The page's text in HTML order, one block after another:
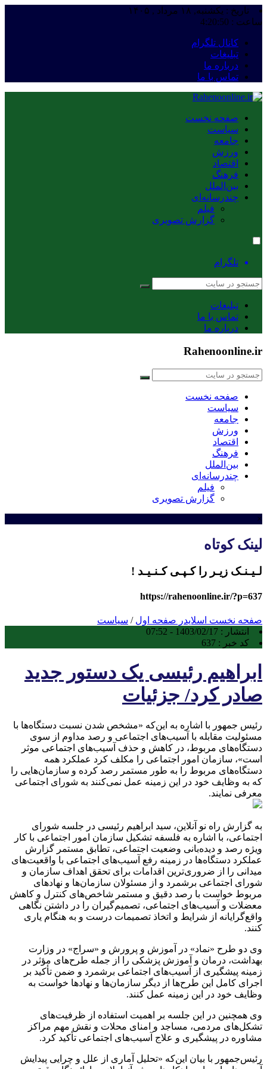
تاریخ : یکشنبه, ۱۸ مرداد , ۱۴۰۵
ساعت : 4:20:51
کانال تلگرام
تبلیغات
درباره ما
تماس با ما
صفحه نخست
سیاست
جامعه
ورزش
اقتصاد
فرهنگ
بین‌الملل
چندرسانه‌ای
فیلم
گزارش تصویری
تلگرام
تبلیغات
تماس با ما
درباره ما
Rahenoonline.ir
صفحه نخست
سیاست
جامعه
ورزش
اقتصاد
فرهنگ
بین‌الملل
چندرسانه‌ای
فیلم
گزارش تصویری
×
لینک کوتاه
لـیـنـک زیـر را کـپـی کـنـیـد !
https://rahenoonline.ir/?p=637
صفحه نخست اسلایدر صفحه اول / سیاست
انتشار : 1403/02/17 - 07:52
کد خبر : 637
ابراهیم رئیسی یک دستور جدید
صادر کرد/ جزئیات
رئیس جمهور با اشاره به این‌که «مشخص شدن نسبت دستگاه‌ها با
مسئولیت مقابله با آسیب‌های اجتماعی و رصد مداوم از سوی
دستگاه‌های مربوط، در کاهش و حذف آسیب‌های اجتماعی موثر
است»، سازمان امور اجتماعی را مکلف کرد عملکرد همه
دستگاه‌های مربوط را به طور مستمر رصد کرده و سازمان‌هایی را
که به وظایف خود در این زمینه عمل نمی‌کنند به شورای اجتماعی
معرفی نمایند.
به گزارش راه نو آنلاین، سید ابراهیم رئیسی در جلسه شورای
اجتماعی، با اشاره به فلسفه تشکیل سازمان امور اجتماعی با کار
ویژه رصد و دیده‌بانی وضعیت اجتماعی، تطابق مستمر گزارش
عملکرد دستگاه‌ها در زمینه رفع آسیب‌های اجتماعی با واقعیت‌های
میدانی را از ضروری‌ترین اقدامات برای تحقق اهداف سازمان و
شورای اجتماعی برشمرد و از مسئولان سازمان‌ها و نهادهای
مربوط خواست با رصد دقیق و مستمر شاخص‌های کنترل و کاهش
معضلات و آسیب‌های اجتماعی، تصمیم‌گیران را در داشتن نگاهی
واقع‌گرایانه از شرایط و اتخاذ تصمیمات درست و به هنگام یاری
کنند.
وی دو طرح «نماد» در آموزش و پرورش و «سراج» در وزارت
بهداشت، درمان و آموزش پزشکی را از جمله طرح‌های مؤثر در
زمینه پیشگیری از آسیب‌های اجتماعی برشمرد و ضمن تأکید بر
اجرای کامل این طرح‌ها از دیگر سازمان‌ها و نهادها خواست به
وظایف خود در این زمینه عمل کنند.
وی همچنین در این جلسه بر اهمیت استفاده از ظرفیت‌های
تشکل‌های مردمی، مساجد و امنای محلات و نقش مهم مراکز
مشاوره در پیشگیری و علاج آسیب‌های اجتماعی تأکید کرد.
رئیس‌جمهور با بیان این‌که «تحلیل آماری از علل و چرایی پیدایش